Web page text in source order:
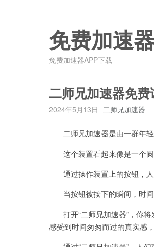
免费加速
免费加速器APP下载
二师兄加速器免费
2024年5月13日 二师兄加速器
二师兄加速器是由一群年轻
这个装置看起来像是一个圆
通过操作装置上的按钮，人
当按钮被按下的瞬间，时间
打开“二师兄加速器”，你将
感受到时间匆匆而过的真实感